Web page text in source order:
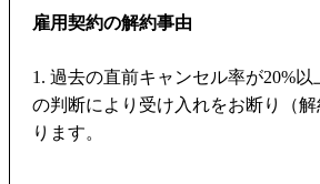
雇用契約の解約事由
1. 過去の直前キャンセル率が20%
の判断により受け入れをお断り（
ります。